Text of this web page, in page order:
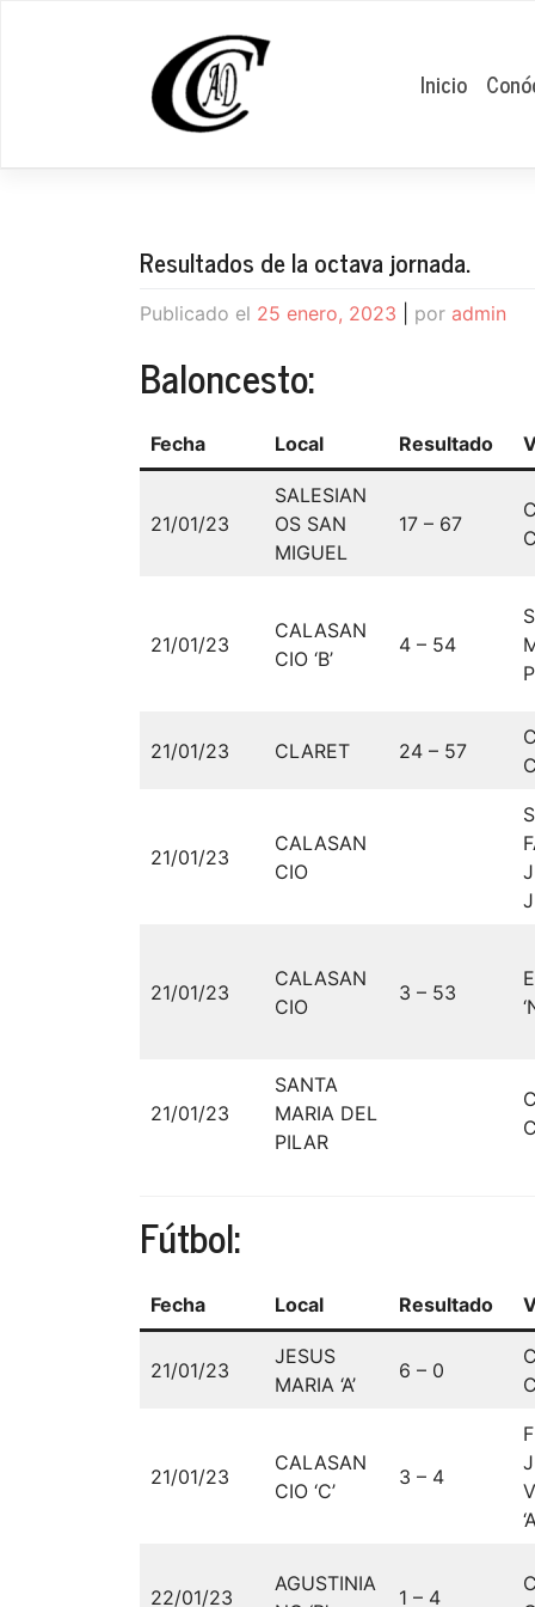
Inicio
Resultados de la octava jornada.
Publicado el 25 enero, 2023 por admin
Baloncesto:
Fecha Local Resultado
21/01/23
SALESIAN
OS SAN
MIGUEL
17 – 67
21/01/23
CALASAN
CIO ‘B’
4 – 54
21/01/23 CLARET 24 – 57
21/01/23
CALASAN
CIO
21/01/23
CALASAN
CIO
3 – 53
21/01/23
SANTA
MARIA DEL
PILAR
Fútbol:
Fecha Local Resultado
21/01/23
JESUS
MARIA ‘A’
6 – 0
21/01/23
CALASAN
CIO ‘C’
3 – 4
22/01/23
AGUSTINIA
1 – 4